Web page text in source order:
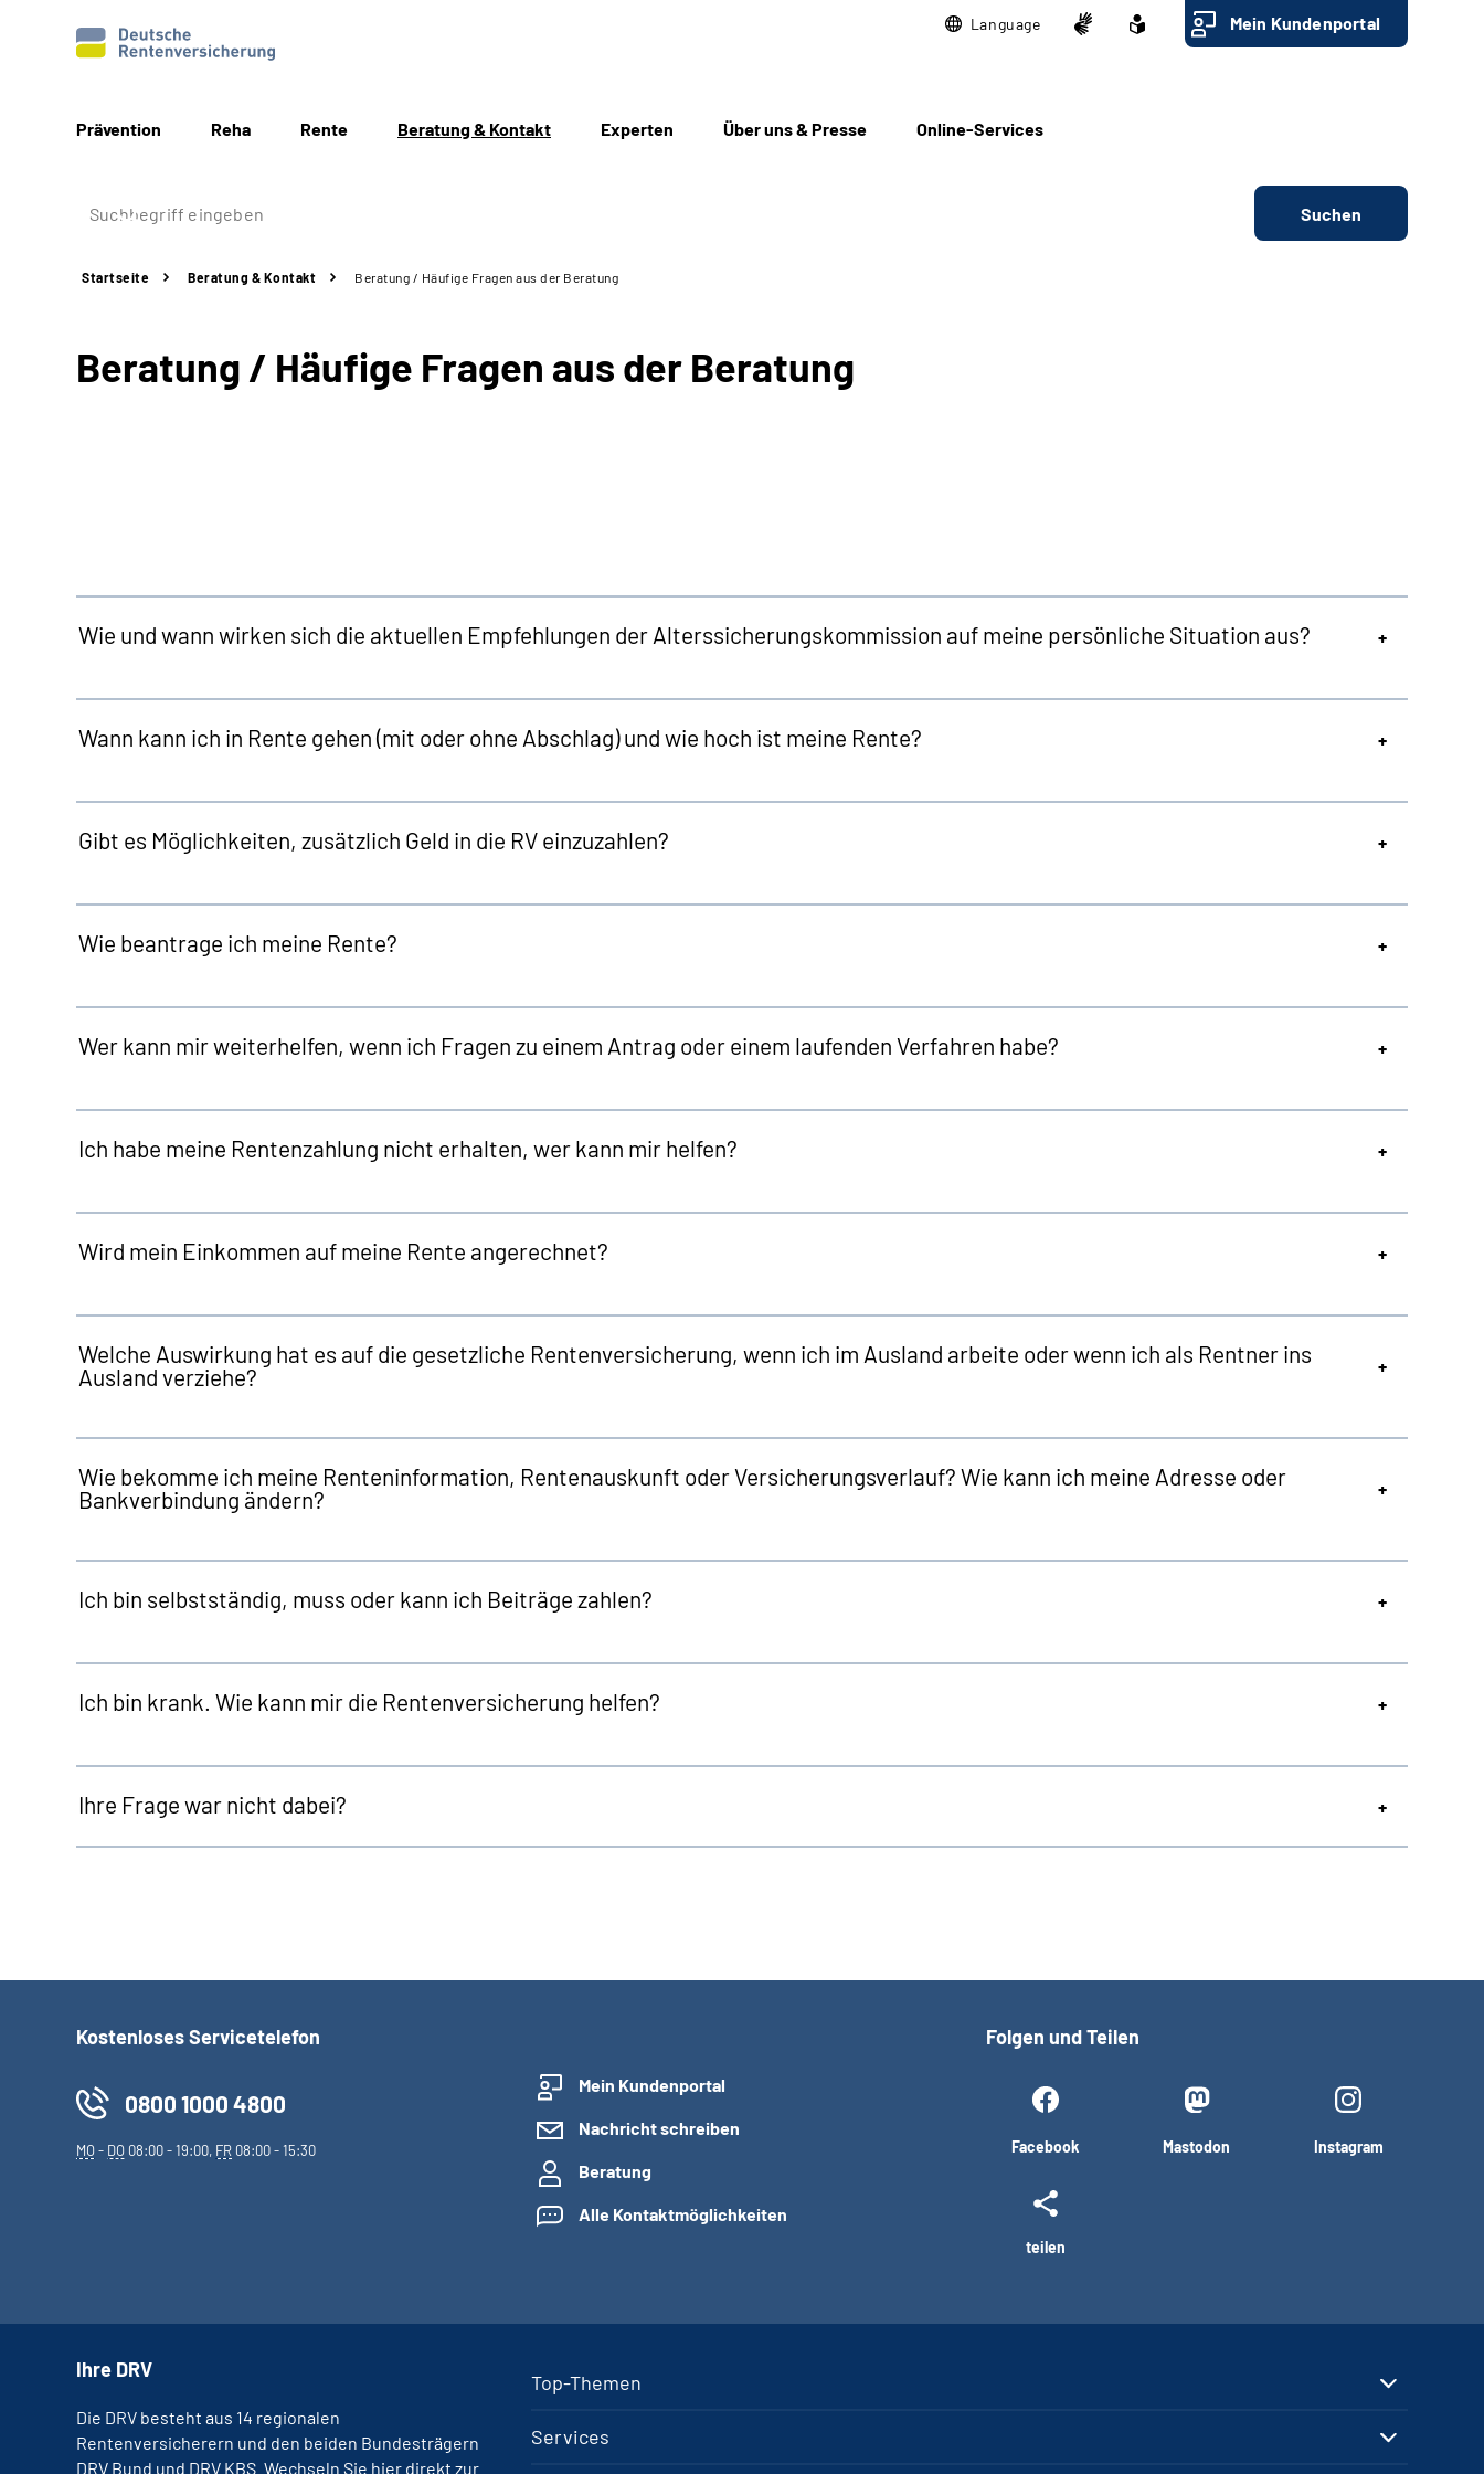
Language Mein Kundenportal
Prävention Reha Rente Beratung & Kontakt Experten Über uns & Presse Online-Services
Suchen
Startseite Beratung & Kontakt Beratung / Häufige Fragen aus der Beratung
Beratung / Häufige Fragen aus der Beratung
Wie und wann wirken sich die aktuellen Empfehlungen der Alterssicherungskommission auf meine persönliche Situation aus?
Wann kann ich in Rente gehen (mit oder ohne Abschlag) und wie hoch ist meine Rente?
Gibt es Möglichkeiten, zusätzlich Geld in die RV einzuzahlen?
Wie beantrage ich meine Rente?
Wer kann mir weiterhelfen, wenn ich Fragen zu einem Antrag oder einem laufenden Verfahren habe?
Ich habe meine Rentenzahlung nicht erhalten, wer kann mir helfen?
Wird mein Einkommen auf meine Rente angerechnet?
Welche Auswirkung hat es auf die gesetzliche Rentenversicherung, wenn ich im Ausland arbeite oder wenn ich als Rentner ins
Ausland verziehe?
Wie bekomme ich meine Renteninformation, Rentenauskunft oder Versicherungsverlauf? Wie kann ich meine Adresse oder
Bankverbindung ändern?
Ich bin selbstständig, muss oder kann ich Beiträge zahlen?
Ich bin krank. Wie kann mir die Rentenversicherung helfen?
Ihre Frage war nicht dabei?
Kostenloses Servicetelefon
0800 1000 4800
MO- DO 08:00 - 19:00, FR 08:00 - 15:30
Mein Kundenportal
Nachricht schreiben
Beratung
Alle Kontaktmöglichkeiten
Folgen und Teilen
Facebook Mastodon Instagram
teilen
Top-Themen
Services
Ihre DRV
Die DRV besteht aus 14 regionalen
Rentenversicherern und den beiden Bundesträgern
DRV Bund und DRV KBS. Wechseln Sie hier direkt zur